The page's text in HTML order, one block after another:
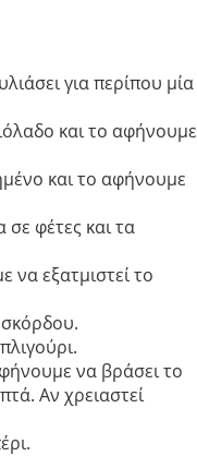
για περίπου μία
και το αφήνουμε
και το αφήνουμε
φέτες και τα
να εξατμιστεί το
σκόρδου.
να βράσει το
Αν χρειαστεί